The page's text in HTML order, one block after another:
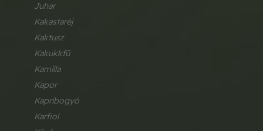
juhar
kakastaréj
kaktusz
kakukkfű
kamilla
kapor
kapribogyó
karfiol